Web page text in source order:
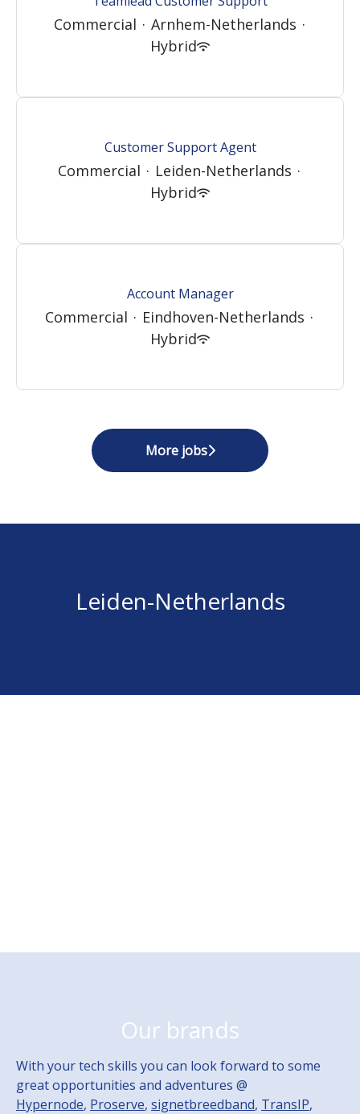
Commercial · Arnhem-Netherlands ·
Hybrid
Customer Support Agent
Commercial · Leiden-Netherlands ·
Hybrid
Account Manager
Commercial · Eindhoven-Netherlands ·
Hybrid
More jobs
Leiden-Netherlands
Our brands
With your tech skills you can look forward to some
great opportunities and adventures @
Hypernode, Proserve, signetbreedband, TransIP,